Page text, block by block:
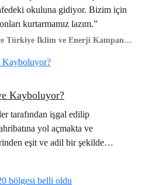
okuluna gidiyor. Bizim için
kurtarmamız lazım.”
Türkiye İklim ve Enerji Kampanya
Kayboluyor?
tarafından işgal edilip
yol açmakta ve
eşit ve adil bir şekilde